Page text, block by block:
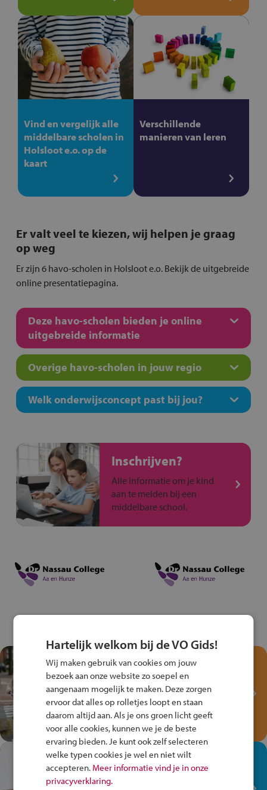
Vind en vergelijk alle
middelbare scholen in
Holsloot e.o. op de
kaart
Verschillende
manieren van leren
Er valt veel te kiezen, wij helpen je graag
op weg
Er zijn 6 havo-scholen in Holsloot e.o. Bekijk de uitgebreide
online presentatiepagina.
Deze havo-scholen bieden je online
uitgebreide informatie
Overige havo-scholen in jouw regio
Welk onderwijsconcept past bij jou?
Inschrijven?
Alle informatie om je kind
aan te melden bij een
middelbare school.
Test je kennis met het
Fiets Veilig
Verkeersspel!
Speel het Fiets Veilig Verkeersspel
en win een Cortina-fiets!
In de winkel ben je op je
plek!
Hartelijk welkom bij de VO Gids!
Wij maken gebruik van cookies om jouw
bezoek aan onze website zo soepel en
aangenaam mogelijk te maken. Deze zorgen
ervoor dat alles op rolletjes loopt en staan
daarom altijd aan. Als je ons groen licht geeft
voor alle cookies, kunnen we je de beste
ervaring bieden. Je kunt ook zelf selecteren
welke typen cookies je wel en niet wilt
accepteren. Meer informatie vind je in onze
privacyverklaring.